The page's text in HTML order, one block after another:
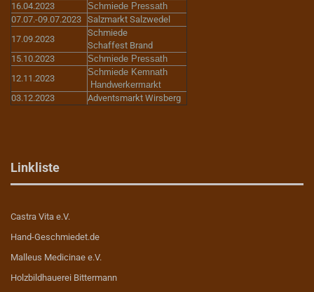
16.04.2023
Schmiede Pressath
07.07.-09.07.2023 Salzmarkt Salzwedel
17.09.2023
Schmiede
Schaffest Brand
15.10.2023
Schmiede Pressath
12.11.2023
Schmiede Kemnath
Handwerkermarkt
03.12.2023
Adventsmarkt Wirsberg
Linkliste
Castra Vita e.V.
Hand-Geschmiedet.de
Malleus Medicinae e.V.
Holzbildhauerei Bittermann